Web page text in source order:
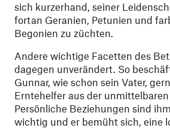
sich kurzerhand, seiner
fortan Geranien, Petunien und
Begonien zu züchten.
Andere wichtige Facetten des
dagegen unverändert. So
Gunnar, wie schon sein Vater,
Erntehelfer aus der
Persönliche Beziehungen sind
wichtig und er bemüht sich, eine